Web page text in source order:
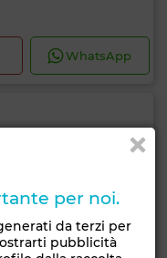
WhatsApp
per noi.
da terzi per
pubblicità